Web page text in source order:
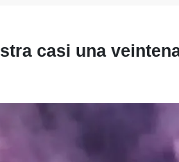
casi una